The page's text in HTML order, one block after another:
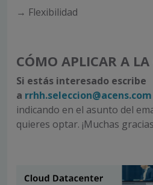
→ Flexibilidad
CÓMO APLICAR A LA
Si estás interesado escribe
a rrhh.seleccion@acens.com
indicando en el asunto del
quieres optar. ¡Muchas